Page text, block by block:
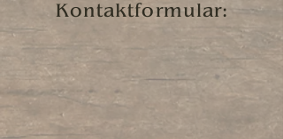
Kontaktformular: